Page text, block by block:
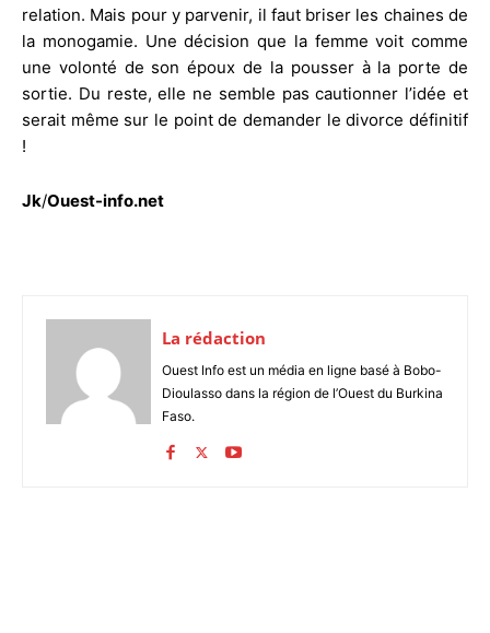
relation. Mais pour y parvenir, il faut briser les chaines de
la monogamie. Une décision que la femme voit comme
une volonté de son époux de la pousser à la porte de
sortie. Du reste, elle ne semble pas cautionner l’idée et
serait même sur le point de demander le divorce définitif
!
Jk/Ouest-info.net
La rédaction
Ouest Info est un média en ligne basé à Bobo-
Dioulasso dans la région de l’Ouest du Burkina
Faso.